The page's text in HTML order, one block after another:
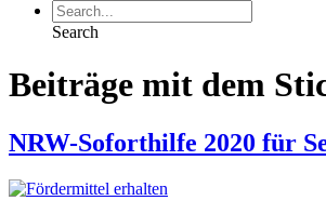
Search
Beiträge mit dem
NRW-Soforthilfe 2020 für